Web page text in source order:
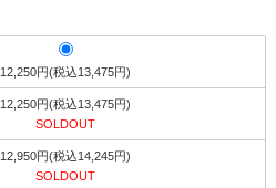
12,250円(税込13,475円)
12,250円(税込13,475円)
SOLDOUT
12,950円(税込14,245円)
SOLDOUT